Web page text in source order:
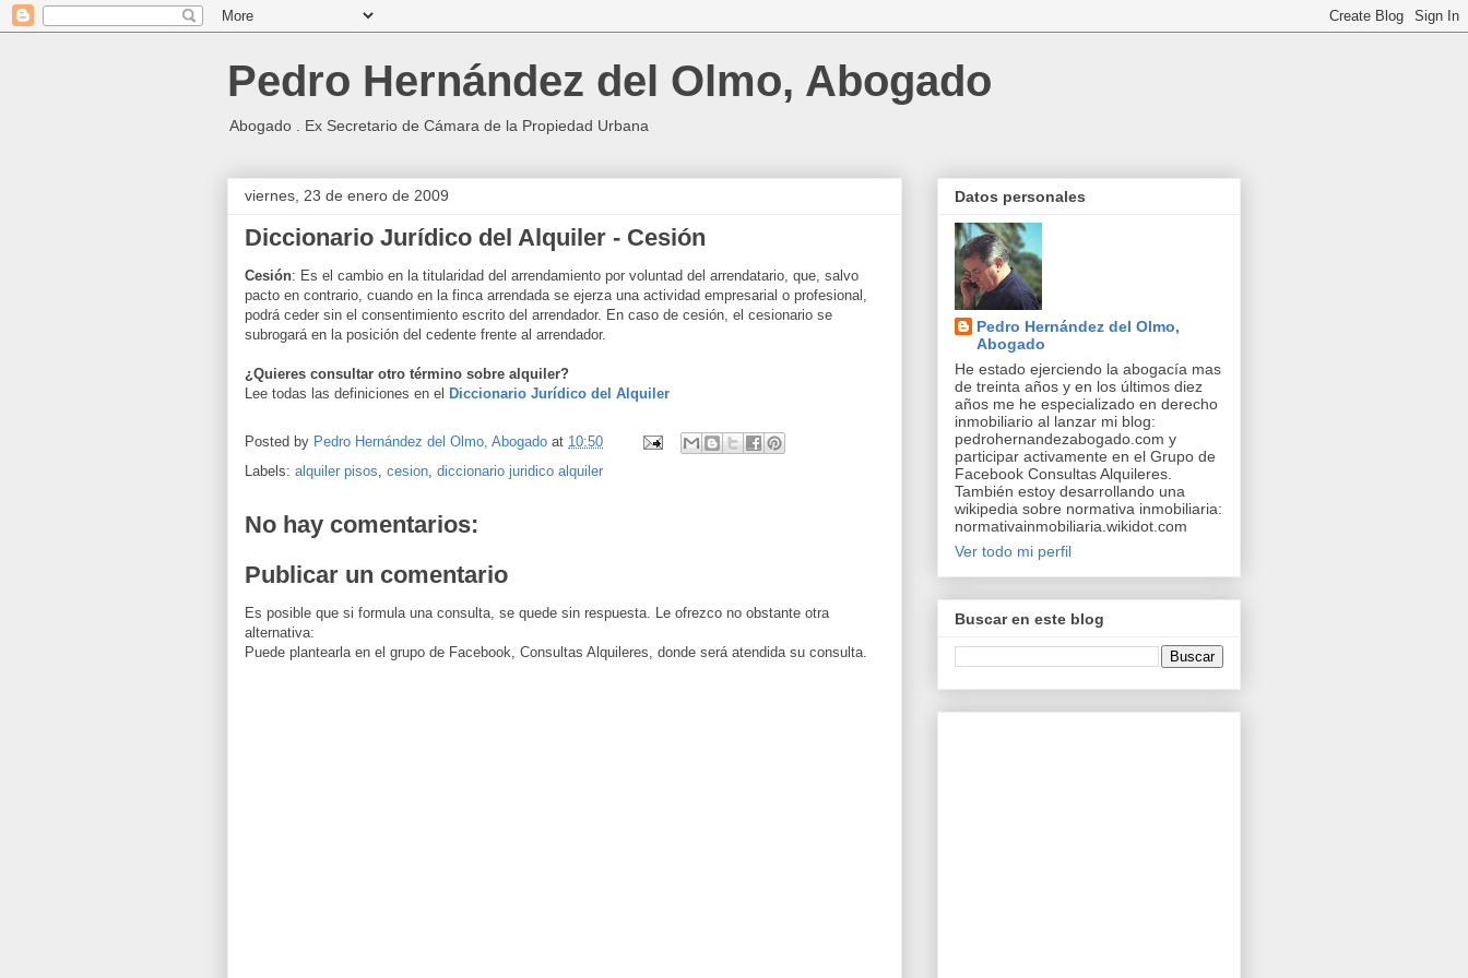
Pedro Hernández del Olmo, Abogado
Abogado . Ex Secretario de Cámara de la Propiedad Urbana
viernes, 23 de enero de 2009
Diccionario Jurídico del Alquiler - Cesión
Cesión: Es el cambio en la titularidad del arrendamiento por voluntad del arrendatario, que, salvo
pacto en contrario, cuando en la finca arrendada se ejerza una actividad empresarial o profesional,
podrá ceder sin el consentimiento escrito del arrendador. En caso de cesión, el cesionario se
subrogará en la posición del cedente frente al arrendador.
¿Quieres consultar otro término sobre alquiler?
Lee todas las definiciones en el Diccionario Jurídico del Alquiler
Posted by Pedro Hernández del Olmo, Abogado at 10:50
Labels: alquiler pisos, cesion, diccionario juridico alquiler
No hay comentarios:
Publicar un comentario
Es posible que si formula una consulta, se quede sin respuesta. Le ofrezco no obstante otra
alternativa:
Puede plantearla en el grupo de Facebook, Consultas Alquileres, donde será atendida su consulta.
Datos personales
Pedro Hernández del Olmo,
Abogado
He estado ejerciendo la abogacía mas
de treinta años y en los últimos diez
años me he especializado en derecho
inmobiliario al lanzar mi blog:
pedrohernandezabogado.com y
participar activamente en el Grupo de
Facebook Consultas Alquileres.
También estoy desarrollando una
wikipedia sobre normativa inmobiliaria:
normativainmobiliaria.wikidot.com
Ver todo mi perfil
Buscar en este blog